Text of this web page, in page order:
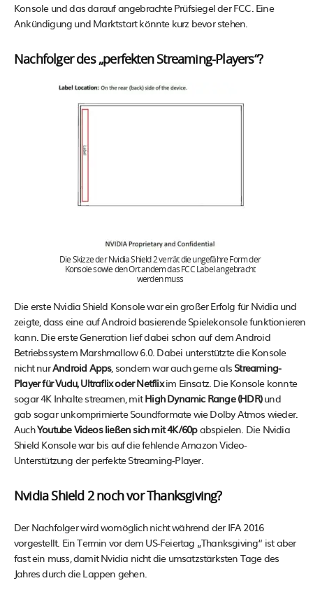
Konsole und das darauf angebrachte Prüfsiegel der FCC. Eine
Ankündigung und Marktstart könnte kurz bevor stehen.
Nachfolger des „perfekten Streaming-Players“?
Die Skizze der Nvidia Shield 2 verrät die ungefähre Form der
Konsole sowie den Ort andem das FCC Label angebracht
werden muss
Die erste Nvidia Shield Konsole war ein großer Erfolg für Nvidia und
zeigte, dass eine auf Android basierende Spielekonsole funktionieren
kann. Die erste Generation lief dabei schon auf dem Android
Betriebssystem Marshmallow 6.0. Dabei unterstützte die Konsole
nicht nurAndroid Apps, sondern war auch gerne als Streaming-
Player für Vudu, Ultraflix oder Netflixim Einsatz. Die Konsole konnte
sogar 4K Inhalte streamen, mitHigh Dynamic Range (HDR)und
gab sogar unkomprimierte Soundformate wie Dolby Atmos wieder.
AuchYoutube Videos ließen sich mit 4K/60pabspielen. Die Nvidia
Shield Konsole war bis auf die fehlende Amazon Video-
Unterstützung der perfekte Streaming-Player.
Nvidia Shield 2 noch vor Thanksgiving?
Der Nachfolger wird womöglich nicht während der IFA 2016
vorgestellt. Ein Termin vor dem US-Feiertag „Thanksgiving“ ist aber
fast ein muss, damit Nvidia nicht die umsatzstärksten Tage des
Jahres durch die Lappen gehen.